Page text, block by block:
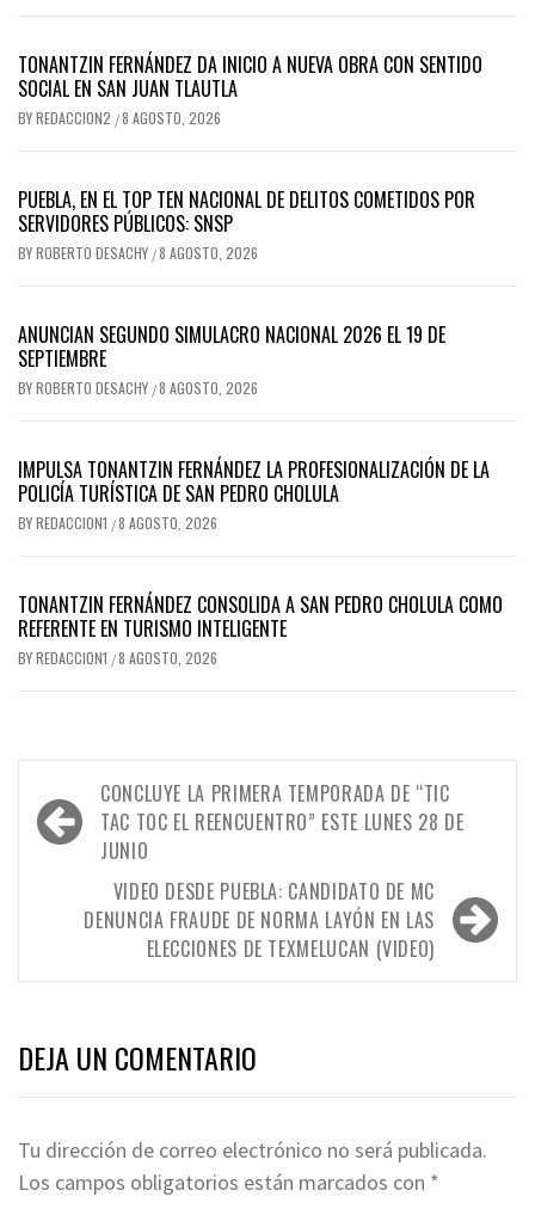
TONANTZIN FERNÁNDEZ DA INICIO A NUEVA OBRA CON SENTIDO
SOCIAL EN SAN JUAN TLAUTLA
BYREDACCION2 /8 AGOSTO, 2026
PUEBLA, EN EL TOP TEN NACIONAL DE DELITOS COMETIDOS POR
SERVIDORES PÚBLICOS: SNSP
BYROBERTO DESACHY /8 AGOSTO, 2026
ANUNCIAN SEGUNDO SIMULACRO NACIONAL 2026 EL 19 DE
SEPTIEMBRE
BYROBERTO DESACHY /8 AGOSTO, 2026
IMPULSA TONANTZIN FERNÁNDEZ LA PROFESIONALIZACIÓN DE LA
POLICÍA TURÍSTICA DE SAN PEDRO CHOLULA
BYREDACCION1 /8 AGOSTO, 2026
TONANTZIN FERNÁNDEZ CONSOLIDA A SAN PEDRO CHOLULA COMO
REFERENTE EN TURISMO INTELIGENTE
BYREDACCION1 /8 AGOSTO, 2026
Navegación
de
entradas
CONCLUYE LA PRIMERA TEMPORADA DE “TIC
TAC TOC EL REENCUENTRO” ESTE LUNES 28 DE
JUNIO
VIDEO DESDE PUEBLA: CANDIDATO DE MC
DENUNCIA FRAUDE DE NORMA LAYÓN EN LAS
ELECCIONES DE TEXMELUCAN (VIDEO)
DEJA UN COMENTARIO
Tu dirección de correo electrónico no será publicada.
Los campos obligatorios están marcados con *